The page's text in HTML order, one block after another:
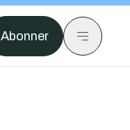
Abonner